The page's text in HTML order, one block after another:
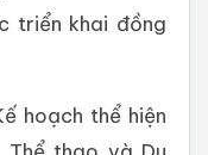
triển khai đồng
hoạch thể hiện